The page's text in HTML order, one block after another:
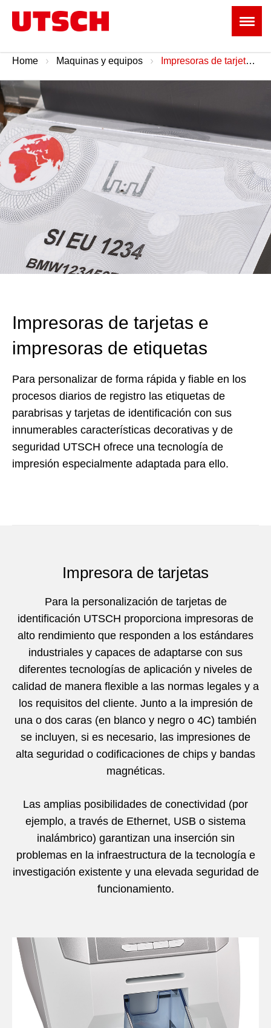
Home Maquinas y equipos Impresoras de tarjetas e impresoras de etiquetas
Impresoras de tarjetas e
impresoras de etiquetas
Para personalizar de forma rápida y fiable en los
procesos diarios de registro las etiquetas de
parabrisas y tarjetas de identificación con sus
innumerables características decorativas y de
seguridad UTSCH ofrece una tecnología de
impresión especialmente adaptada para ello.
Impresora de tarjetas
Para la personalización de tarjetas de
identificación UTSCH proporciona impresoras de
alto rendimiento que responden a los estándares
industriales y capaces de adaptarse con sus
diferentes tecnologías de aplicación y niveles de
calidad de manera flexible a las normas legales y a
los requisitos del cliente. Junto a la impresión de
una o dos caras (en blanco y negro o 4C) también
se incluyen, si es necesario, las impresiones de
alta seguridad o codificaciones de chips y bandas
magnéticas.
Las amplias posibilidades de conectividad (por
ejemplo, a través de Ethernet, USB o sistema
inalámbrico) garantizan una inserción sin
problemas en la infraestructura de la tecnología e
investigación existente y una elevada seguridad de
funcionamiento.